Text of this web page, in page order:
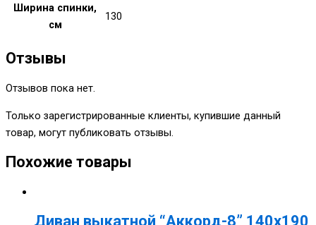
Ширина спинки,
см
130
Отзывы
Отзывов пока нет.
Только зарегистрированные клиенты, купившие данный
товар, могут публиковать отзывы.
Похожие товары
Диван выкатной “Аккорд-8” 140х190